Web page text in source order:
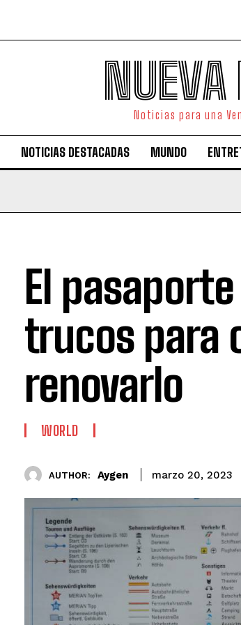
NUEVA
Noticias para una
NOTICIAS DESTACADAS MUNDO
El
trucos para
renovarlo
WORLD
AUTHOR: Aygen marzo 20, 2023